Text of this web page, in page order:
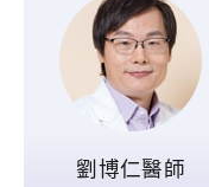
劉博仁醫師